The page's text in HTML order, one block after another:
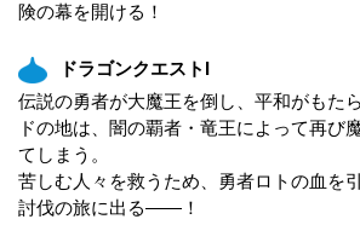
険の幕を開ける！
ドラゴンクエストI
伝説の勇者が大魔王を倒し、平和がもた
ドの地は、闇の覇者・竜王によって再び
てしまう。
苦しむ人々を救うため、勇者ロトの血を
討伐の旅に出る――！